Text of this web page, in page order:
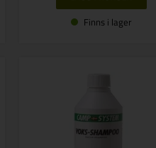
Finns i lager